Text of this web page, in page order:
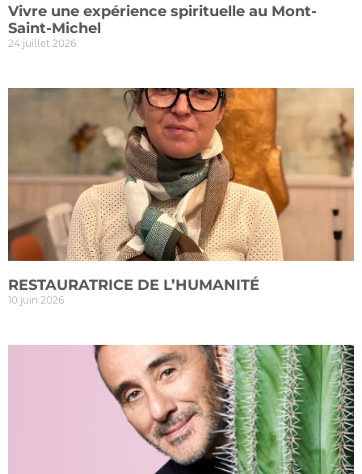
Vivre une expérience spirituelle au Mont-
Saint-Michel
24 juillet 2026
RESTAURATRICE DE L’HUMANITÉ
10 juin 2026